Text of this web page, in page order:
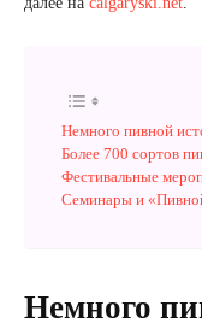
Немного пивной
Более 700 сортов
Фестивальные
Семинары и
Немного